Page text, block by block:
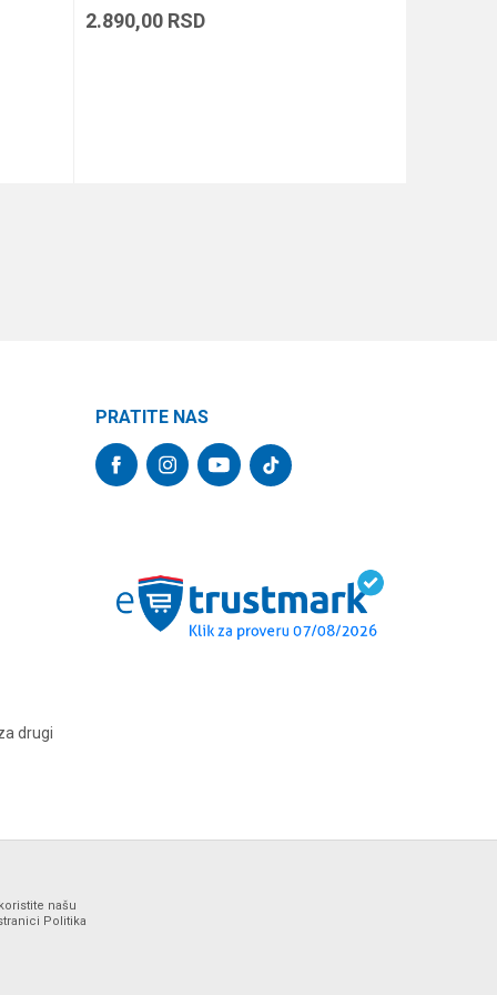
2.890,00 RSD
drugi
PRATITE NAS
našu
Politika